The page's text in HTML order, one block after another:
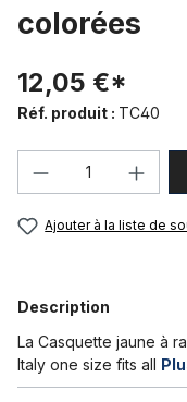
colorées
12,05 €*
Réf. produit : TC40
Quantité de
Ajouter à la liste de
Description
La Casquette jaune à
Italy one size fits all